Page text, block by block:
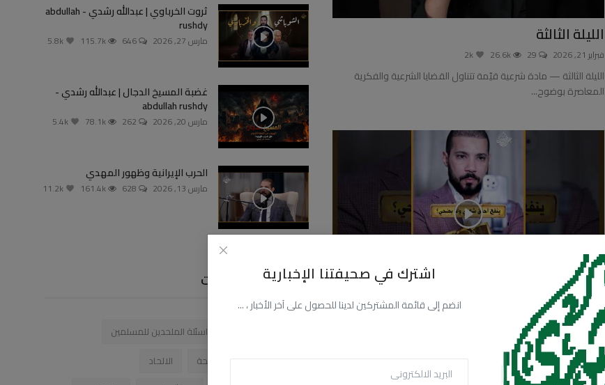
اشترك في صحيفتنا الإخبارية
انضم إلى قائمة المشتركين لدينا للحصول على آخر الأخبار ، ...
الليلة الثالثة
فبراير 21, 2026 26.6k
2k
الليلة الثالثة — مادة شرعية قيّمة تتناول القضايا الشرعية والفكرية
المعاصرة بوضوح...
شعرك والأضحية!
نوفمبر 9, 2025 12
شعرك والأضحية! — رؤية متوازنة ومعمّقة في الموضوع المطروح من
الشيخ عبدالله رشدي
ثروت الخرباوي | عبدالله رشدي - abdullah
rushdy
مارس 27, 2026 646
115.7k
غضبة المسيخ الدجال | عبدالله رشدي -
abdullah rushdy
مارس 20, 2026 262
78.1k
الحرب الإيرانية وظهور المهدي
مارس 13, 2026 628
161.4k
الوسوم والعلامات
اسئلة الملحدين للمسلمين
صيحة رمضان
الصيحة
الالحاد